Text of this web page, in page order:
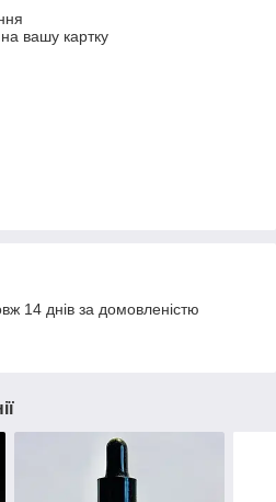
вашу картку
14 днів за домовленістю